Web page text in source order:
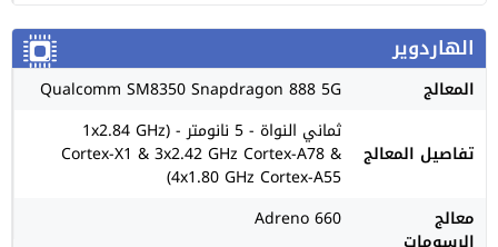
الهاردوير
المعالج Qualcomm SM8350 Snapdragon 888 5G
تفاصيل المعالج
ثماني النواة - 5 نانومتر - (1x2.84 GHz
Cortex-X1 & 3x2.42 GHz Cortex-A78 &
4x1.80 GHz Cortex-A55)
معالج
Adreno 660